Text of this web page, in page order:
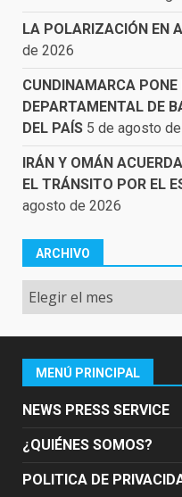
LA POLARIZACIÓN EN
de 2026
CUNDINAMARCA
DEPARTAMENTAL DE
DEL PAÍS 5 de agosto
IRÁN Y OMÁN
EL TRÁNSITO POR EL
agosto de 2026
ARCHIVO
Archivo
MENÚ PRINCIPAL
NEWS PRESS SERVICE
¿QUIÉNES SOMOS?
POLITICA DE